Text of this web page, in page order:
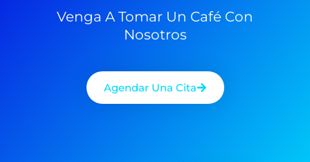
Venga A Tomar Un Café Con
Nosotros
Agendar Una Cita